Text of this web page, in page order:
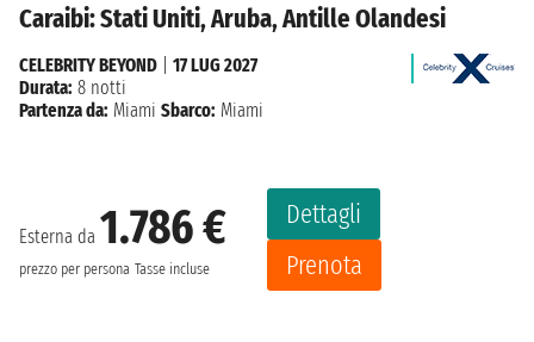
Caraibi: Stati Uniti, Aruba, Antille Olandesi
Esterna da 1.786 €
prezzo per persona Tasse incluse
Dettagli
Prenota
CELEBRITY BEYOND
17 LUG 2027
Durata: 8 notti
Partenza da: Miami Sbarco: Miami